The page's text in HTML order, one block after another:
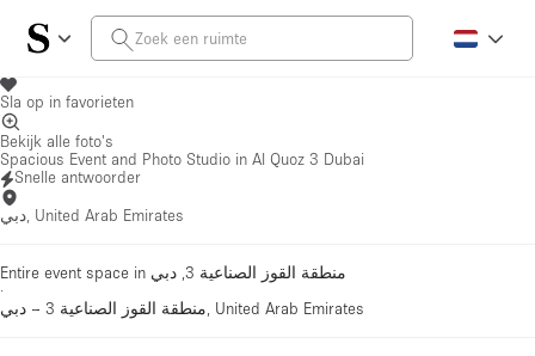
Sla op in favorieten
Bekijk alle foto's
Spacious Event and Photo Studio in Al Quoz 3 Dubai
Snelle antwoorder
دبي, United Arab Emirates
Entire event space in منطقة القوز الصناعية 3, دبي
·
منطقة القوز الصناعية 3
– دبي, United Arab Emirates